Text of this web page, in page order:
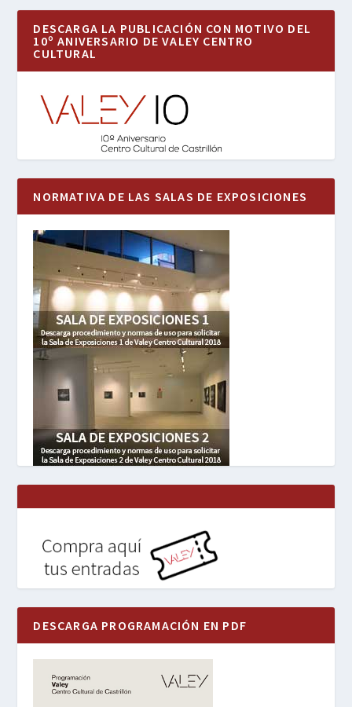
DESCARGA LA PUBLICACIÓN CON MOTIVO DEL
10º ANIVERSARIO DE VALEY CENTRO
CULTURAL
NORMATIVA DE LAS SALAS DE EXPOSICIONES
DESCARGA PROGRAMACIÓN EN PDF